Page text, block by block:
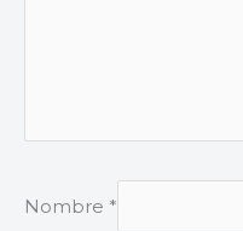
Nombre *